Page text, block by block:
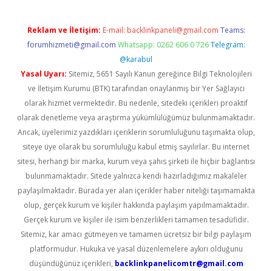
Reklam ve İletişim: E-mail: backlinkpaneli@gmail.com Teams:
forumhizmeti@gmail.com Whatsapp: 0262 606 0 726 Telegram:
@karabul
Yasal Uyarı: Sitemiz, 5651 Sayılı Kanun gereğince Bilgi Teknolojileri
ve İletişim Kurumu (BTK) tarafından onaylanmış bir Yer Sağlayıcı
olarak hizmet vermektedir. Bu nedenle, sitedeki içerikleri proaktif
olarak denetleme veya araştırma yükümlülüğümüz bulunmamaktadır.
Ancak, üyelerimiz yazdıkları içeriklerin sorumluluğunu taşımakta olup,
siteye üye olarak bu sorumluluğu kabul etmiş sayılırlar. Bu internet
sitesi, herhangi bir marka, kurum veya şahıs şirketi ile hiçbir bağlantısı
bulunmamaktadır. Sitede yalnızca kendi hazırladığımız makaleler
paylaşılmaktadır. Burada yer alan içerikler haber niteliği taşımamakta
olup, gerçek kurum ve kişiler hakkında paylaşım yapılmamaktadır.
Gerçek kurum ve kişiler ile isim benzerlikleri tamamen tesadüfidir.
Sitemiz, kar amacı gütmeyen ve tamamen ücretsiz bir bilgi paylaşım
platformudur. Hukuka ve yasal düzenlemelere aykırı olduğunu
düşündüğünüz içerikleri, backlinkpanelicomtr@gmail.com